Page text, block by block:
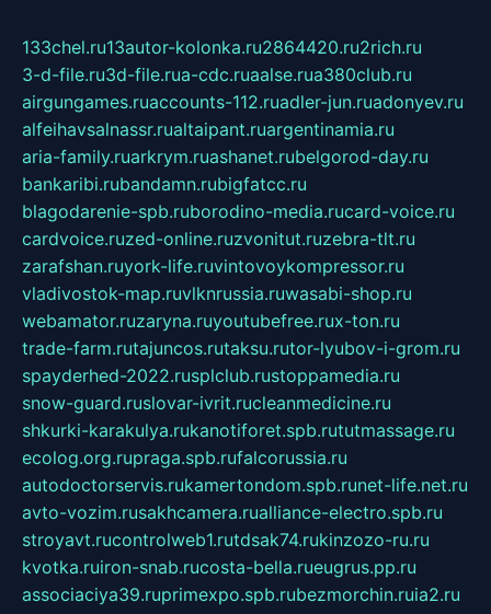
133chel.ru13autor-kolonka.ru2864420.ru2rich.ru
3-d-file.ru3d-file.rua-cdc.ruaalse.rua380club.ru
airgungames.ruaccounts-112.ruadler-jun.ruadonyev.ru
alfeihavsalnassr.rualtaipant.ruargentinamia.ru
aria-family.ruarkrym.ruashanet.rubelgorod-day.ru
bankaribi.rubandamn.rubigfatcc.ru
blagodarenie-spb.ruborodino-media.rucard-voice.ru
cardvoice.ruzed-online.ruzvonitut.ruzebra-tlt.ru
zarafshan.ruyork-life.ruvintovoykompressor.ru
vladivostok-map.ruvlknrussia.ruwasabi-shop.ru
webamator.ruzaryna.ruyoutubefree.rux-ton.ru
trade-farm.rutajuncos.rutaksu.rutor-lyubov-i-grom.ru
spayderhed-2022.rusplclub.rustoppamedia.ru
snow-guard.ruslovar-ivrit.rucleanmedicine.ru
shkurki-karakulya.rukanotiforet.spb.rututmassage.ru
ecolog.org.rupraga.spb.rufalcorussia.ru
autodoctorservis.rukamertondom.spb.runet-life.net.ru
avto-vozim.rusakhcamera.rualliance-electro.spb.ru
stroyavt.rucontrolweb1.rutdsak74.rukinzozo-ru.ru
kvotka.ruiron-snab.rucosta-bella.rueugrus.pp.ru
associaciya39.ruprimexpo.spb.rubezmorchin.ruia2.ru